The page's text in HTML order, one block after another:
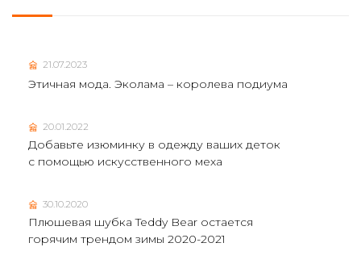
21.07.2023
Этичная мода. Эколама – королева подиума
20.01.2022
Добавьте изюминку в одежду ваших деток
с помощью искусственного меха
30.10.2020
Плюшевая шубка Teddy Bear остается
горячим трендом зимы 2020-2021